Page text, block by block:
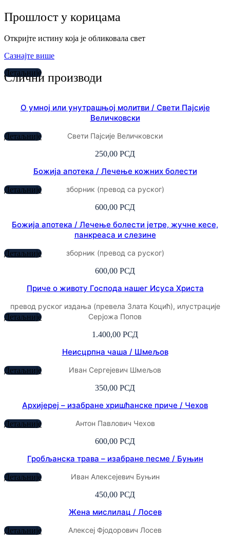
Прошлост у корицама
Откријте истину која је обликовала свет
Сазнајте више
Слични производи
Детаљније
О умној или унутрашњој молитви / Свети Пајсије
Величковски
Свети Пајсије Величковски
250,00 РСД
Детаљније
Божија апотека / Лечење кожних болести
зборник (превод са руског)
600,00 РСД
Детаљније
Божија апотека / Лечење болести јетре, жучне кесе,
панкреаса и слезине
зборник (превод са руског)
600,00 РСД
Детаљније
Приче о животу Господа нашег Исуса Христа
превод руског издања (превела Злата Коцић), илустрације
Серјожа Попов
1.400,00 РСД
Детаљније
Неисцрпна чаша / Шмељов
Иван Сергејевич Шмељов
350,00 РСД
Детаљније
Архијереј – изабране хришћанске приче / Чехов
Антон Павлович Чехов
600,00 РСД
Детаљније
Гробљанска трава – изабране песме / Буњин
Иван Алексејевич Буњин
450,00 РСД
Детаљније
Жена мислилац / Лосев
Алексеј Фјодорович Лосев
Детаљније